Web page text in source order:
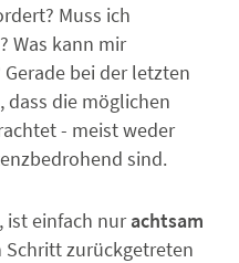
Muss ich
Was kann mir
bei der letzten
dass die möglichen
- meist weder
sind.
ist einfach nurachtsam
Schritt zurückgetreten